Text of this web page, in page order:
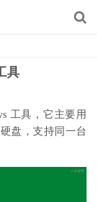
具
工具，它主要用
盘，支持同一台